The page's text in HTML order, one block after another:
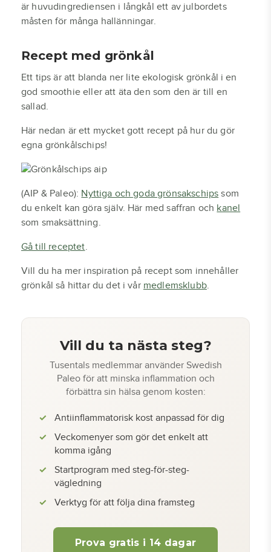
är huvudingrediensen i långkål ett av julbordets
måsten för många hallänningar.
Recept med grönkål
Ett tips är att blanda ner lite ekologisk grönkål i en
god smoothie eller att äta den som den är till en
sallad.
Här nedan är ett mycket gott recept på hur du gör
egna grönkålschips!
(AIP & Paleo): Nyttiga och goda grönsakschips som
du enkelt kan göra själv. Här med saffran och kanel
som smaksättning.
Gå till receptet.
Vill du ha mer inspiration på recept som innehåller
grönkål så hittar du det i vår medlemsklubb.
Vill du ta nästa steg?
Tusentals medlemmar använder Swedish
Paleo för att minska inflammation och
förbättra sin hälsa genom kosten:
Antiinflammatorisk kost anpassad för dig
Veckomenyer som gör det enkelt att
komma igång
Startprogram med steg-för-steg-
vägledning
Verktyg för att följa dina framsteg
Prova gratis i 14 dagar